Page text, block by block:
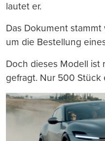
lautet er.
Das Dokument
um die Bestellung
Doch dieses Modell ist
gefragt. Nur 500 Stück